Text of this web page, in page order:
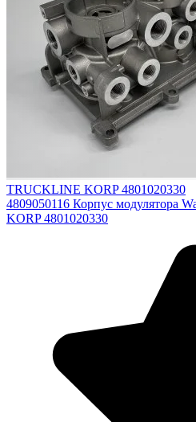
TRUCKLINE KORP 4801020330
4809050116 Корпус модулятора
KORP 4801020330